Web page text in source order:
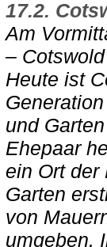
17.2.
Am
–
Heute ist
und
Ehepaar
ein Ort
Garten
von
umgeben.